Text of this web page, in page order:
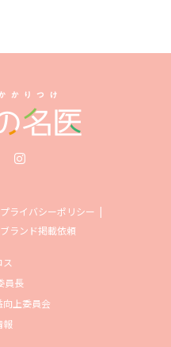
プライバシーポリシー
ブランド掲載依頼
員長
向上委員会
報